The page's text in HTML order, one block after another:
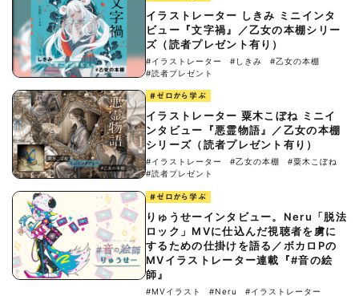
イラストレーター しきみ ミニインタ
ビュー『文字禍』／乙女の本棚シリー
ズ（読者プレゼント有り）
#イラストレーター #しきみ
#乙女の本棚
#読者プレゼント
#ゼロから学ぶ
イラストレーター 粟木こぼね ミニイ
ンタビュー『悪霊物語』／乙女の本棚
シリーズ（読者プレゼント有り）
#イラストレーター #乙女の本棚
#粟木こぼね
#読者プレゼント
#ゼロから学ぶ
りゅうせーインタビュー。Neru「脱法
ロック」MVに仕込んだ視聴者を虜に
するための仕掛けを語る／ボカロPの
MVイラストレーター連載『#音の絵
師』
#MVイラスト #Neru
#イラストレーター